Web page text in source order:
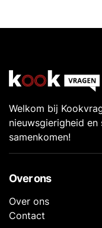
Welkom bij
nieuwsgierigheid
samenkomen!
Over ons
Over ons
Contact